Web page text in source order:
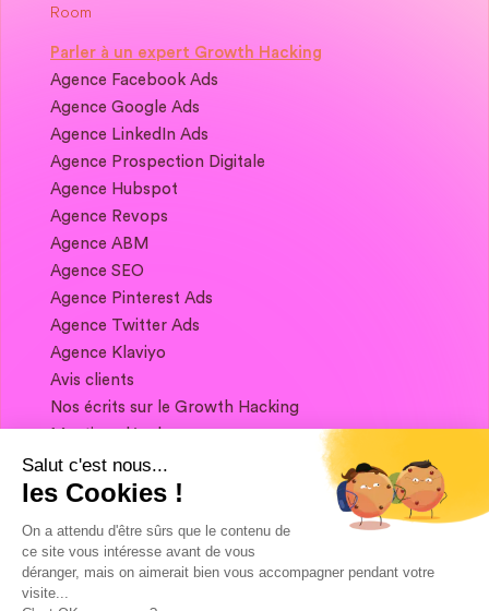
Parler à un expert Growth Hacking
Agence Facebook Ads
Agence Google Ads
Agence LinkedIn Ads
Agence Prospection Digitale
Agence Hubspot
Agence Revops
Agence ABM
Agence SEO
Agence Pinterest Ads
Agence Twitter Ads
Agence Klaviyo
Avis clients
Nos écrits sur le Growth Hacking
Si vous souhaitez garder contact, et obtenir
un condensé de Growth Marketing chaque
semaine, ça se passe juste ici 👇
Salut c'est nous...
les Cookies !
On a attendu d'être sûrs que le contenu de
ce site vous intéresse avant de vous
déranger, mais on aimerait bien vous accompagner pendant votre
visite...